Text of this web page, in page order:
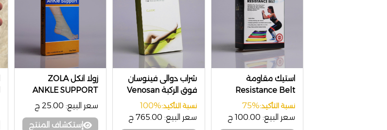
استيك مقاومة
Resistance Belt
نسبة التأكيد:75%
سعر البيع: 100.00 ج
شراب دوالى فينوسان
فوق الركبة Venosan
نسبة التأكيد:100%
سعر البيع: 765.00 ج
زولا انكل ZOLA
ANKLE SUPPORT
سعر البيع: 25.00 ج
إستكشاف المنتج